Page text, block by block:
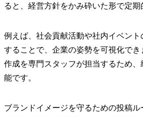
ると、経営方針をかみ砕いた形で定期
例えば、社会貢献活動や社内イベン
することで、企業の姿勢を可視化で
作成を専門スタッフが担当するため
能です。
ブランドイメージを守るための投稿